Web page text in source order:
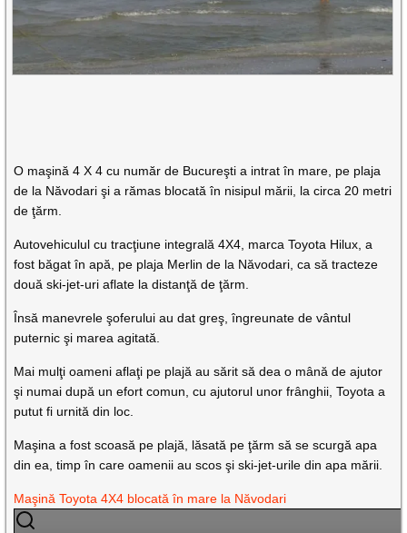
O maşină 4 X 4 cu număr de Bucureşti a intrat în mare, pe plaja
de la Năvodari şi a rămas blocată în nisipul mării, la circa 20 metri
de ţărm.
Autovehiculul cu tracţiune integrală 4X4, marca Toyota Hilux, a
fost băgat în apă, pe plaja Merlin de la Năvodari, ca să tracteze
două ski-jet-uri aflate la distanţă de ţărm.
Însă manevrele şoferului au dat greş, îngreunate de vântul
puternic şi marea agitată.
Mai mulţi oameni aflaţi pe plajă au sărit să dea o mână de ajutor
şi numai după un efort comun, cu ajutorul unor frânghii, Toyota a
putut fi urnită din loc.
Maşina a fost scoasă pe plajă, lăsată pe ţărm să se scurgă apa
din ea, timp în care oamenii au scos şi ski-jet-urile din apa mării.
Maşină Toyota 4X4 blocată în mare la Năvodari